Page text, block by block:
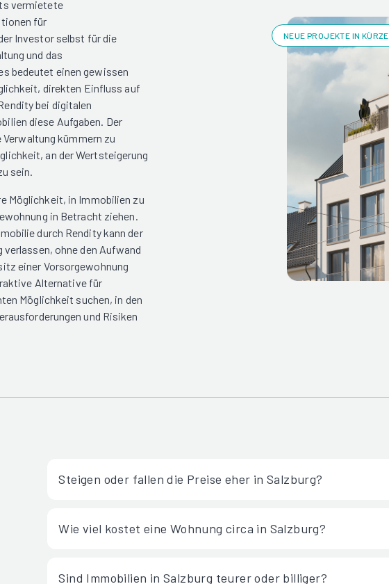
vermietete
für
Investor selbst für die
und das
bedeutet einen gewissen
direkten Einfluss auf
bei digitalen
diese Aufgaben. Der
kümmern zu
an der Wertsteigerung
sein.
Möglichkeit, in Immobilien zu
in Betracht ziehen.
durch Rendity kann der
ohne den Aufwand
einer Vorsorgewohnung
Alternative für
Möglichkeit suchen, in den
und Risiken
NEUE PROJEKTE IN KÜRZE
Steigen oder fallen die Preise eher in Salzburg?
Wie viel kostet eine Wohnung circa in Salzburg?
Sind Immobilien in Salzburg teurer oder billiger?